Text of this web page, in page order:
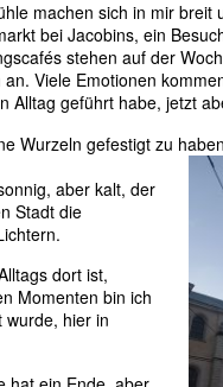
machen sich in mir breit
bei Jacobins, ein
stehen auf der
Viele Emotionen
Alltag geführt habe, jetzt
Wurzeln gefestigt zu
aber kalt, der
Stadt die
dort ist,
Momenten bin ich
wurde, hier in